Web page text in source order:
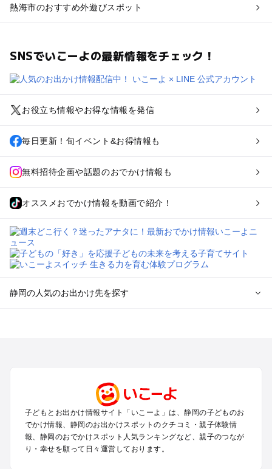
熱海市のおすすめ外遊びスポット
SNSでいこーよの最新情報をチェック！
お役立ち情報やお得な情報を発信
毎日更新！旬イベント&お得情報も
無料招待企画や話題のおでかけ情報も
オススメおでかけ情報を動画で紹介！
静岡の人気のお出かけ先を探す
小田原・熱海・湯河原・真鶴のプールお出かけ
中伊豆・西伊豆・南伊豆のプールお出かけ
静岡・清水のプールお出かけ
三島・沼津のプールお出かけ
掛川・磐田・袋井のプールお出かけ
子どもとお出かけ情報サイト「いこーよ」は、静岡の子どものお
でかけ情報、静岡のお出かけスポットのクチコミ・親子体験情
報、静岡のおでかけスポット人気ランキングなど、親子のつなが
り・幸せを願って日々運営しております。